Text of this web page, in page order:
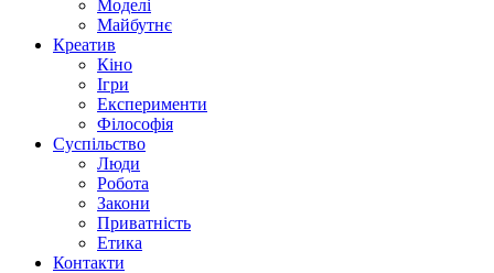
Моделі
Майбутнє
Креатив
Кіно
Ігри
Експерименти
Філософія
Суспільство
Люди
Робота
Закони
Приватність
Етика
Контакти